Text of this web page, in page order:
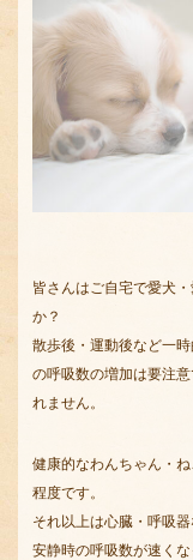
皆さんはご自宅で愛犬
か？
散歩後・運動後など一
の呼吸数の増加は要注
れません。
健康的なわんちゃん・
程度です。
それ以上は心臓・呼吸
安静時の呼吸数が速く